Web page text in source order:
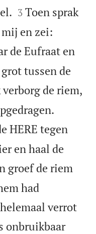


3 Toen sprak
mij en zei:
de Eufraat en
tussen de
de riem,
HERE tegen
en haal de
groef de riem
had
verrot
onbruikbaar